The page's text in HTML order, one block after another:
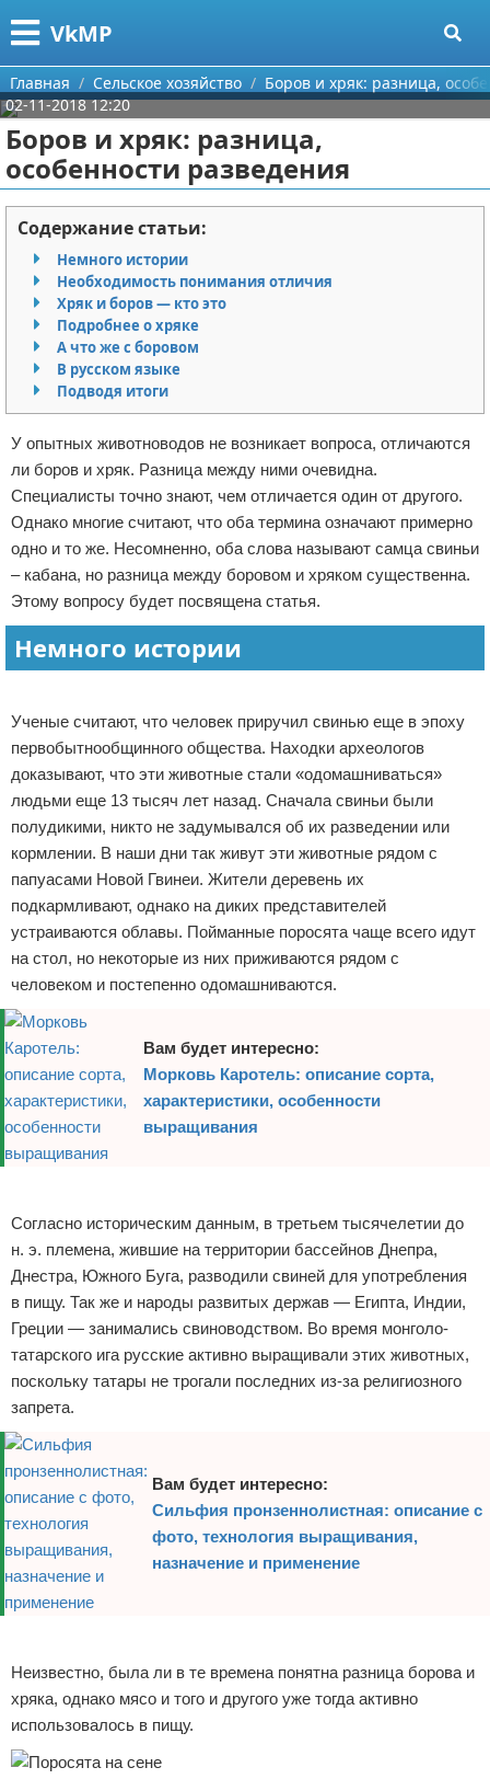
VkMP
Меню
Главная
Категории
Сельское хозяйство
Разное
Идеи бизнеса
Для руководителя
Промышленность
Международный бизнес
Продажи
Начало бизнеса
Обзоры услуг
Деловое общение
Менеджмент
Поиск
О проекте
Контакты
Сотрудничество
Размещение рекламы
Для правообладателей
Условия предоставления информации
Отказ от ответственности
Главная Сельское хозяйство
Боров и хряк: разница,
02-11-2018 12:20
Боров и хряк: разница,
особенности разведения
Содержание статьи:
Немного истории
Необходимость понимания отличия
Хряк и боров — кто это
Подробнее о хряке
А что же с боровом
В русском языке
Подводя итоги
У опытных животноводов не возникает вопроса, отличаются
ли боров и хряк. Разница между ними очевидна.
Специалисты точно знают, чем отличается один от другого.
Однако многие считают, что оба термина означают примерно
одно и то же. Несомненно, оба слова называют самца свиньи
– кабана, но разница между боровом и хряком существенна.
Этому вопросу будет посвящена статья.
Немного истории
Ученые считают, что человек приручил свинью еще в эпоху
первобытнообщинного общества. Находки археологов
доказывают, что эти животные стали «одомашниваться»
людьми еще 13 тысяч лет назад. Сначала свиньи были
полудикими, никто не задумывался об их разведении или
кормлении. В наши дни так живут эти животные рядом с
папуасами Новой Гвинеи. Жители деревень их
подкармливают, однако на диких представителей
устраиваются облавы. Пойманные поросята чаще всего идут
на стол, но некоторые из них приживаются рядом с
человеком и постепенно одомашниваются.
Вам будет интересно:
Морковь Каротель: описание сорта,
характеристики, особенности
выращивания
Согласно историческим данным, в третьем тысячелетии до
н. э. племена, жившие на территории бассейнов Днепра,
Днестра, Южного Буга, разводили свиней для употребления
в пищу. Так же и народы развитых держав — Египта, Индии,
Греции — занимались свиноводством. Во время монголо-
татарского ига русские активно выращивали этих животных,
поскольку татары не трогали последних из-за религиозного
запрета.
Вам будет интересно:
Сильфия пронзеннолистная: описание с
фото, технология выращивания,
назначение и применение
Неизвестно, была ли в те времена понятна разница борова и
хряка, однако мясо и того и другого уже тогда активно
использовалось в пищу.